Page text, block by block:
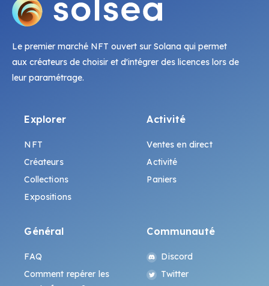
Le premier marché NFT ouvert sur Solana qui permet
aux créateurs de choisir et d'intégrer des licences lors de
leur paramétrage.
Explorer
NFT
Créateurs
Collections
Expositions
Activité
Ventes en direct
Activité
Paniers
Général
FAQ
Comment repérer les
Communauté
Discord
Twitter